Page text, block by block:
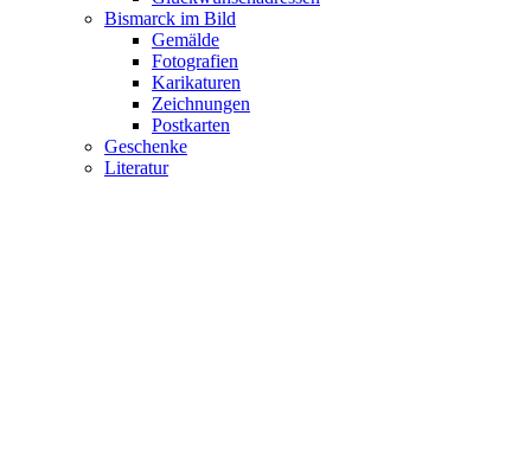
Bismarck im Bild
Gemälde
Fotografien
Karikaturen
Zeichnungen
Postkarten
Geschenke
Literatur